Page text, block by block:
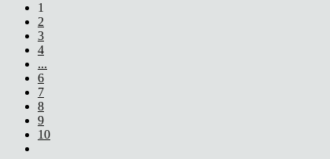
1
2
3
4
...
6
7
8
9
10